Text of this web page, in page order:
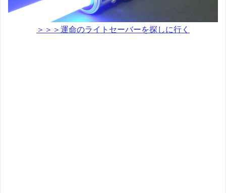
＞＞＞運命のライトセーバーを探しに行く